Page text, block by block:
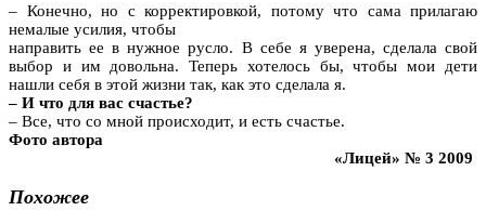
– Конечно, но с корректировкой, потому что сама прилагаю
немалые усилия, чтобы
направить ее в нужное русло. В себе я уверена, сделала свой
выбор и им довольна. Теперь хотелось бы, чтобы мои дети
нашли себя в этой жизни так, как это сделала я.
– И что для вас счастье?
– Все, что со мной происходит, и есть счастье.
Фото автора
«Лицей» № 3 2009
Похожее